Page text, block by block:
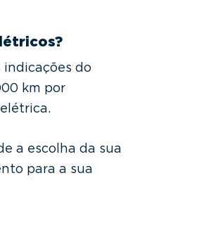
do
km por
a escolha da sua
para a sua